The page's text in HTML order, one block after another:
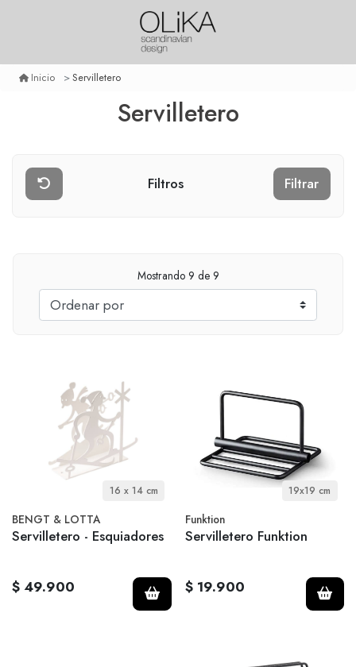
Inicio Servilletero
Servilletero
Filtros Filtrar
Mostrando 9 de 9
16 x 14 cm
BENGT & LOTTA
Servilletero - Esquiadores
$ 49.900
19x19 cm
Funktion
Servilletero Funktion
$ 19.900